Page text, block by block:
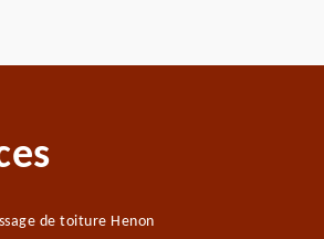
de toiture Henon